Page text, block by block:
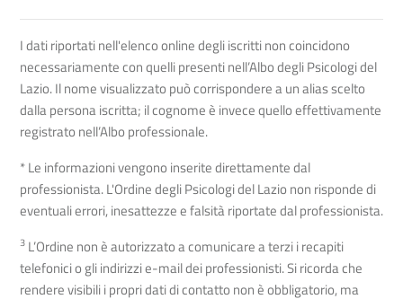
I dati riportati nell'elenco online degli iscritti non coincidono
necessariamente con quelli presenti nell’Albo degli Psicologi del
Lazio. Il nome visualizzato può corrispondere a un alias scelto
dalla persona iscritta; il cognome è invece quello effettivamente
registrato nell’Albo professionale.
* Le informazioni vengono inserite direttamente dal
professionista. L'Ordine degli Psicologi del Lazio non risponde di
eventuali errori, inesattezze e falsità riportate dal professionista.
3 L’Ordine non è autorizzato a comunicare a terzi i recapiti
telefonici o gli indirizzi e-mail dei professionisti. Si ricorda che
rendere visibili i propri dati di contatto non è obbligatorio, ma